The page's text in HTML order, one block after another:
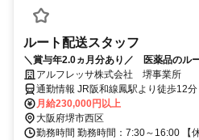
ルート配送スタッフ
＼賞与年2.0ヵ月分あり／ 医薬品のル
仕事にしませんか？充実研修で未経験
しの地域密着のお仕事です。
アルフレッサ株式会社 堺事業所
通勤情報 JR阪和線鳳駅より徒歩12分
月給230,000円以上
大阪府堺市西区
勤務時間 勤務時間：7:30～16:00 【